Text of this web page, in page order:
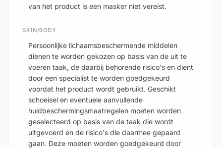
van het product is een masker niet vereist.
SKIN/BODY
Persoonlijke lichaamsbeschermende middelen
dienen te worden gekozen op basis van de uit te
voeren taak, de daarbij behorende risico's en dient
door een specialist te worden goedgekeurd
voordat het product wordt gebruikt. Geschikt
schoeisel en eventuele aanvullende
huidbeschermingsmaatregelen moeten worden
geselecteerd op basis van de taak die wordt
uitgevoerd en de risico's die daarmee gepaard
gaan. Deze moeten worden goedgekeurd door